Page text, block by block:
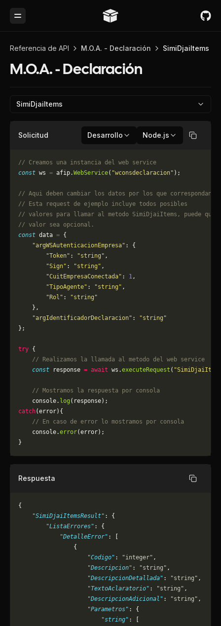
Toggle Menu
Referencia de API M.O.A. - Declaración SimiDjaiItems
M.O.A. - Declaración
SimiDjaiItems
Solicitud Desarrollo Node.js Copiar
// Creamos una instancia del web service
const ws = afip.WebService( "wconsdeclaracion" );
// Aqui deben cambiar los datos por los que correspondan.
// Esta request de ejemplo incluye todos posibles
// valores para llamar al metodo SimiDjaiItems, puede que
// valor sea opcional.
const data = {
    "argWSAutenticacionEmpresa"
: {
        "Token"
: "string" ,
        "Sign"
: "string" ,
        "CuitEmpresaConectada"
: 1,
        "TipoAgente"
: "string" ,
        "Rol"
:
"string"
    },
    "argIdentificadorDeclaracion"
:
"string"
};
try {
    // Realizamos la llamada al metodo del web service
    const
response = await ws.executeRequest (
    // Mostramos la respuesta por consola
    console.
log (response);
catch(error){
    // En caso de error lo mostramos por consola
	console.
error(error);
}
Respuesta Copiar
{
    "SimiDjaiItemsResult"
: {
        "ListaErrores"
: {
            "DetalleError"
: [
                {
                    "Codigo"
: "integer" ,
                    "Descripcion"
: "string" ,
                    "DescripcionDetallada"
: "string" ,
                    "TextoAclaratorio"
: "string" ,
                    "DescripcionAdicional"
: "string" ,
                    "Parametros"
: {
                        "string"
: [